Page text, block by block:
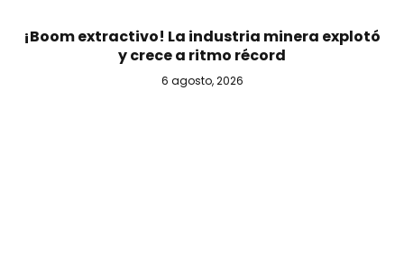
¡Boom extractivo! La industria minera explotó
y crece a ritmo récord
6 agosto, 2026